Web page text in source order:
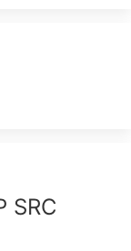
SRC